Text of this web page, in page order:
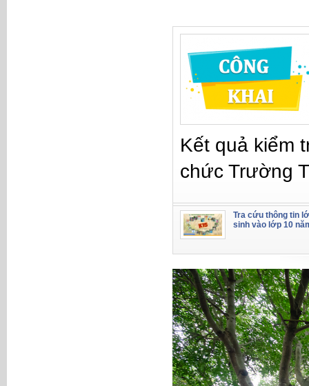
Kết quả kiểm
chức Trường
Tra cứu thông tin
sinh vào lớp 10